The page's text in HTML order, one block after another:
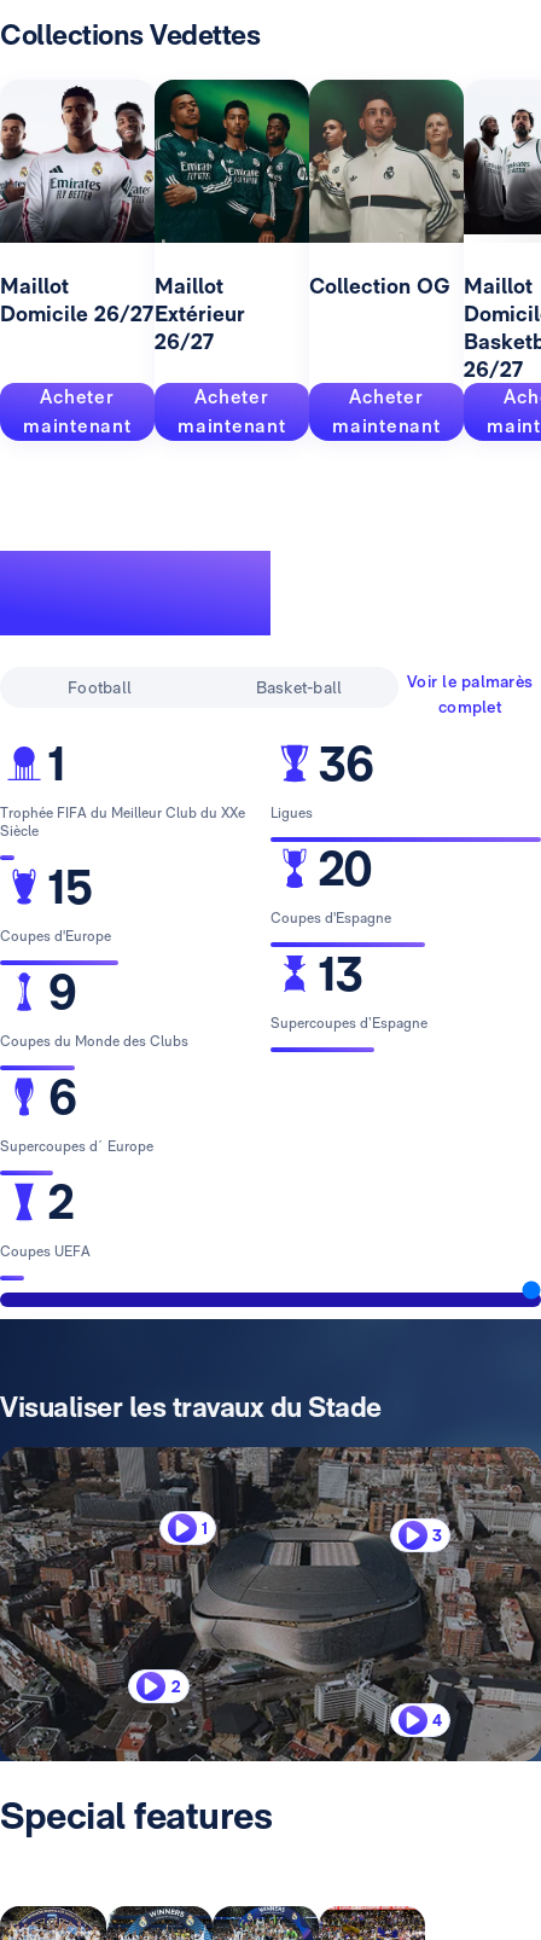
Collections Vedettes
Maillot
Domicile 26/27
Acheter
maintenant
Maillot
Extérieur
26/27
Acheter
maintenant
Collection OG
Acheter
maintenant
Maillot
26/27
Football Basket-ball
Voir le palmarès
complet
1
Trophée FIFA du Meilleur Club du XXe
Siècle
15
Coupes d'Europe
9
Coupes du Monde des Clubs
6
Supercoupes d´ Europe
2
Coupes UEFA
36
Ligues
20
Coupes d'Espagne
13
Supercoupes d’Espagne
Visualiser les travaux du Stade
1
2
3
4
Special features